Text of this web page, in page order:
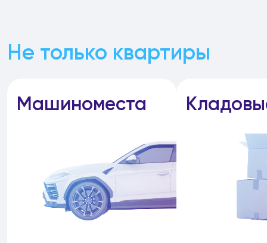
Не только квартиры
Машиноместа